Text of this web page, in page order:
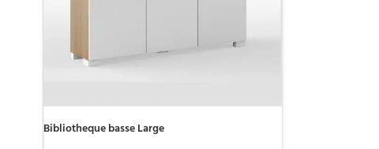
Bibliotheque basse Large